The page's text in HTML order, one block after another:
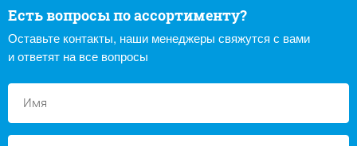
Есть вопросы по ассортименту?
Оставьте контакты, наши менеджеры свяжутся с вами
и ответят на все вопросы